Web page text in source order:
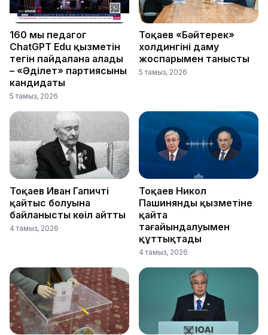
160 мың педагог
ChatGPT Edu қызметін
тегін пайдалана алады
– «Әділет» партиясының
кандидаты
5 тамыз, 2026
Тоқаев «Бәйтерек»
холдингінің даму
жоспарымен танысты
5 тамыз, 2026
Тоқаев Иван Гапичтің
қайтыс болуына
байланысты көңіл айтты
4 тамыз, 2026
Тоқаев Никол
Пашинянды қызметіне
қайта
тағайындалуымен
құттықтады
4 тамыз, 2026